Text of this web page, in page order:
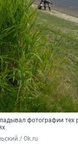
фотографии тех
/ Ok.ru